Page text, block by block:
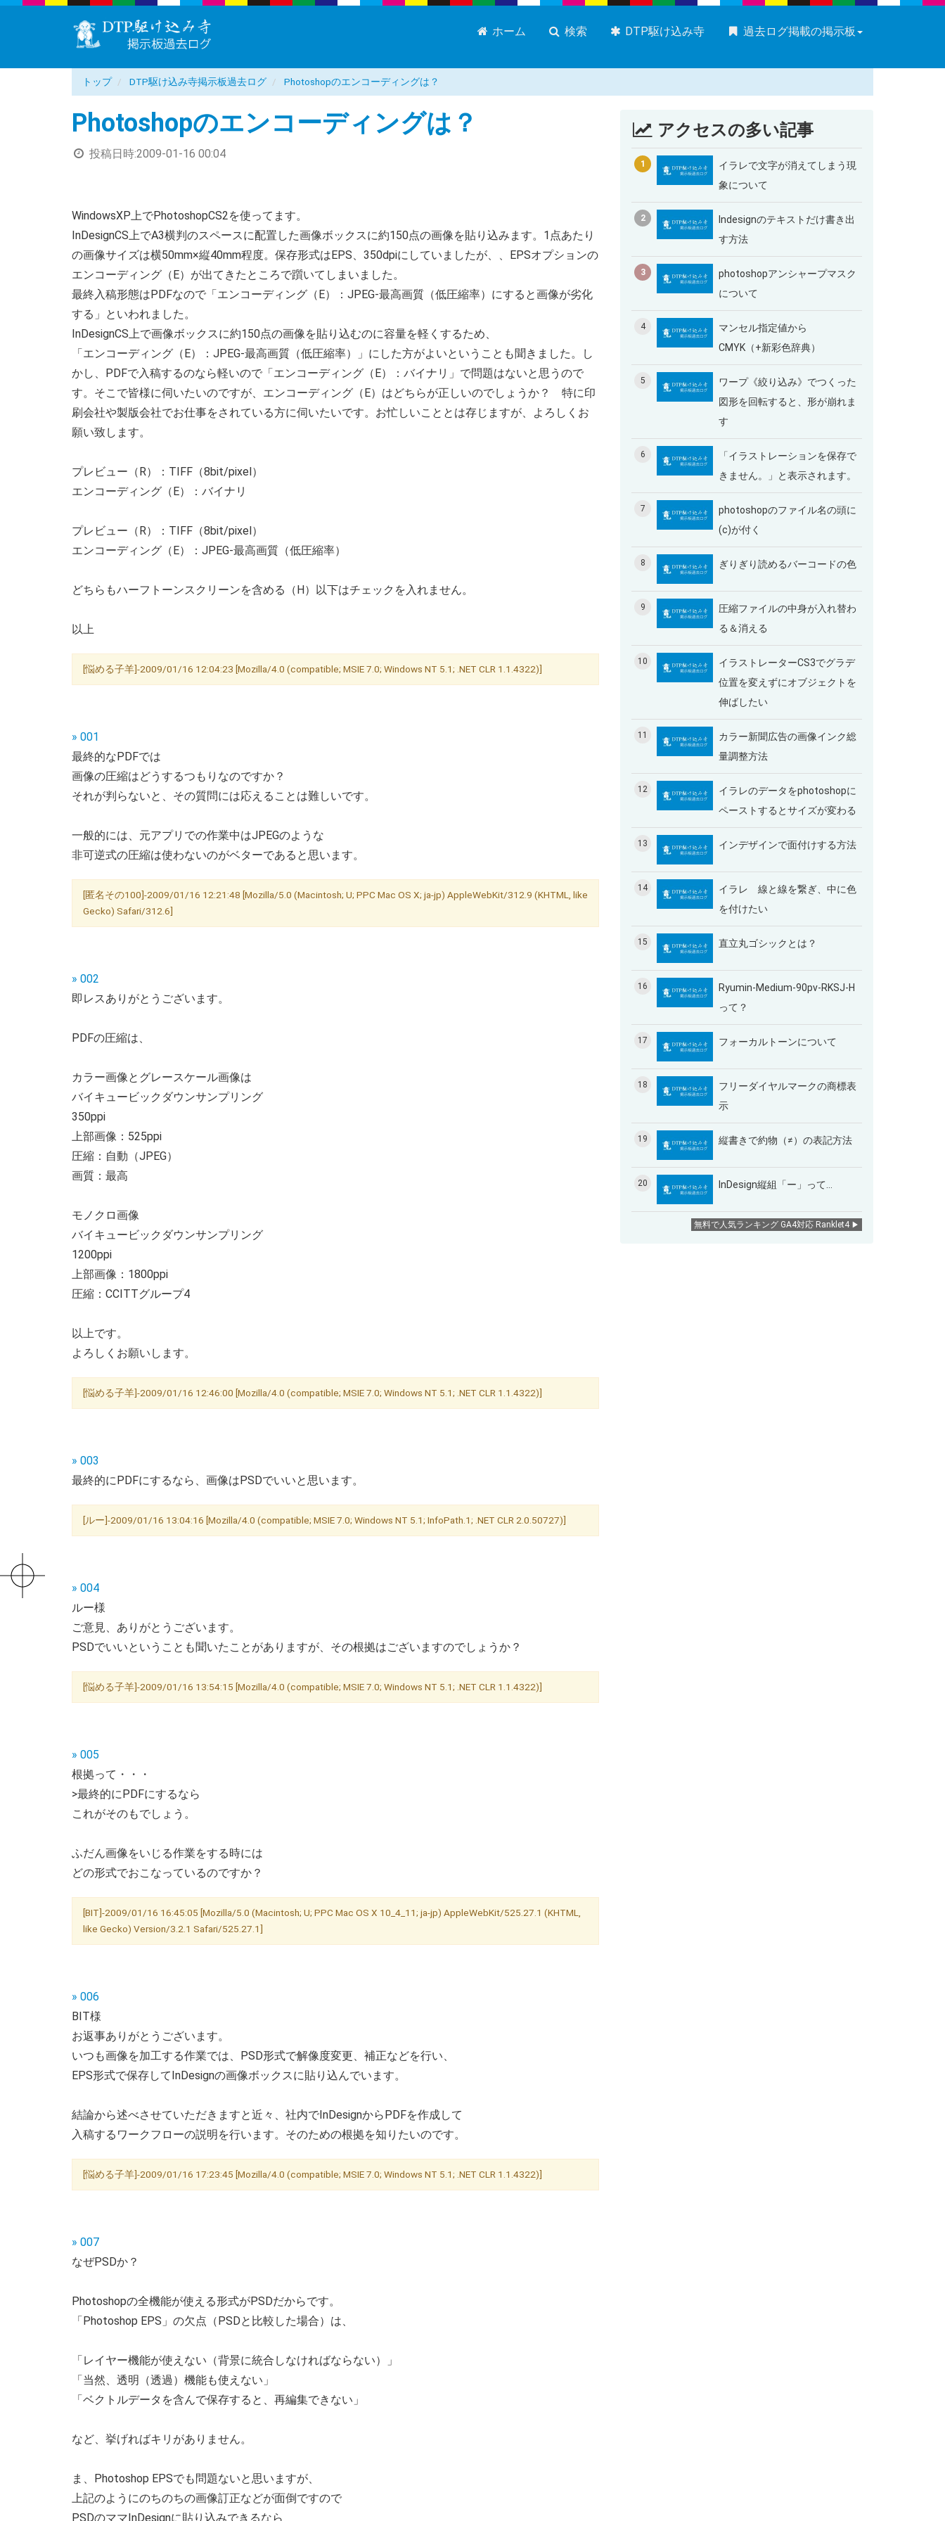
ホーム 検索 DTP駆け込み寺 過去ログ掲載の掲示板
トップ DTP駆け込み寺掲示板過去ログ Photoshopのエンコーディングは？
Photoshopのエンコーディングは？
投稿日時:2009-01-16 00:04
WindowsXP上でPhotoshopCS2を使ってます。
InDesignCS上でA3横判のスペースに配置した画像ボックスに約150点の画像を貼り込みます。1点あたり
の画像サイズは横50mm×縦40mm程度。保存形式はEPS、350dpiにしていましたが、、EPSオプションの
エンコーディング（E）が出てきたところで躓いてしまいました。
最終入稿形態はPDFなので「エンコーディング（E）：JPEG-最高画質（低圧縮率）にすると画像が劣化
する」といわれました。
InDesignCS上で画像ボックスに約150点の画像を貼り込むのに容量を軽くするため、
「エンコーディング（E）：JPEG-最高画質（低圧縮率）」にした方がよいということも聞きました。し
かし、PDFで入稿するのなら軽いので「エンコーディング（E）：バイナリ」で問題はないと思うので
す。そこで皆様に伺いたいのですが、エンコーディング（E）はどちらが正しいのでしょうか？ 特に印
刷会社や製版会社でお仕事をされている方に伺いたいです。お忙しいこととは存じますが、よろしくお
願い致します。
プレビュー（R）：TIFF（8bit/pixel）
エンコーディング（E）：バイナリ
プレビュー（R）：TIFF（8bit/pixel）
エンコーディング（E）：JPEG-最高画質（低圧縮率）
どちらもハーフトーンスクリーンを含める（H）以下はチェックを入れません。
以上
[悩める子羊]-2009/01/16 12:04:23 [Mozilla/4.0 (compatible; MSIE 7.0; Windows NT 5.1; .NET CLR 1.1.4322)]
» 001
最終的なPDFでは
画像の圧縮はどうするつもりなのですか？
それが判らないと、その質問には応えることは難しいです。
一般的には、元アプリでの作業中はJPEGのような
非可逆式の圧縮は使わないのがベターであると思います。
[匿名その100]-2009/01/16 12:21:48 [Mozilla/5.0 (Macintosh; U; PPC Mac OS X; ja-jp) AppleWebKit/312.9 (KHTML, like
Gecko) Safari/312.6]
» 002
即レスありがとうございます。
PDFの圧縮は、
カラー画像とグレースケール画像は
バイキュービックダウンサンプリング
350ppi
上部画像：525ppi
圧縮：自動（JPEG）
画質：最高
モノクロ画像
バイキュービックダウンサンプリング
1200ppi
上部画像：1800ppi
圧縮：CCITTグループ4
以上です。
よろしくお願いします。
[悩める子羊]-2009/01/16 12:46:00 [Mozilla/4.0 (compatible; MSIE 7.0; Windows NT 5.1; .NET CLR 1.1.4322)]
» 003
最終的にPDFにするなら、画像はPSDでいいと思います。
[ルー]-2009/01/16 13:04:16 [Mozilla/4.0 (compatible; MSIE 7.0; Windows NT 5.1; InfoPath.1; .NET CLR 2.0.50727)]
» 004
ルー様
ご意見、ありがとうございます。
PSDでいいということも聞いたことがありますが、その根拠はございますのでしょうか？
[悩める子羊]-2009/01/16 13:54:15 [Mozilla/4.0 (compatible; MSIE 7.0; Windows NT 5.1; .NET CLR 1.1.4322)]
» 005
根拠って・・・
>最終的にPDFにするなら
これがそのもでしょう。
ふだん画像をいじる作業をする時には
どの形式でおこなっているのですか？
[BIT]-2009/01/16 16:45:05 [Mozilla/5.0 (Macintosh; U; PPC Mac OS X 10_4_11; ja-jp) AppleWebKit/525.27.1 (KHTML,
like Gecko) Version/3.2.1 Safari/525.27.1]
» 006
BIT様
お返事ありがとうございます。
いつも画像を加工する作業では、PSD形式で解像度変更、補正などを行い、
EPS形式で保存してInDesignの画像ボックスに貼り込んでいます。
結論から述べさせていただきますと近々、社内でInDesignからPDFを作成して
入稿するワークフローの説明を行います。そのための根拠を知りたいのです。
[悩める子羊]-2009/01/16 17:23:45 [Mozilla/4.0 (compatible; MSIE 7.0; Windows NT 5.1; .NET CLR 1.1.4322)]
» 007
なぜPSDか？
Photoshopの全機能が使える形式がPSDだからです。
「Photoshop EPS」の欠点（PSDと比較した場合）は、
「レイヤー機能が使えない（背景に統合しなければならない）」
「当然、透明（透過）機能も使えない」
「ベクトルデータを含んで保存すると、再編集できない」
など、挙げればキリがありません。
ま、Photoshop EPSでも問題ないと思いますが、
上記のようにのちのちの画像訂正などが面倒ですので
PSDのママInDesignに貼り込みできるなら
アクセスの多い記事
1
イラレで文字が消えてしまう現
象について
2
Indesignのテキストだけ書き出
す方法
3
photoshopアンシャープマスク
について
4
マンセル指定値から
CMYK（+新彩色辞典）
5
ワープ《絞り込み》でつくった
図形を回転すると、形が崩れま
す
6
「イラストレーションを保存で
きません。」と表示されます。
7
photoshopのファイル名の頭に
(c)が付く
8 ぎりぎり読めるバーコードの色
9
圧縮ファイルの中身が入れ替わ
る＆消える
10
イラストレーターCS3でグラデ
位置を変えずにオブジェクトを
伸ばしたい
11
カラー新聞広告の画像インク総
量調整方法
12
イラレのデータをphotoshopに
ペーストするとサイズが変わる
13 インデザインで面付けする方法
14
イラレ 線と線を繋ぎ、中に色
を付けたい
15 直立丸ゴシックとは？
16
Ryumin-Medium-90pv-RKSJ-H
って？
17 フォーカルトーンについて
18
フリーダイヤルマークの商標表
示
19 縦書きで約物（≠）の表記方法
20 InDesign縦組「ー」って…
無料で人気ランキング GA4対応 Ranklet4